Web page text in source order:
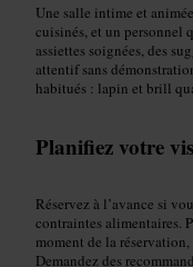
Une salle intime et
cuisinés, et un personnel
assiettes soignées, des
attentif sans
habitués : lapin et brill
Planifiez votre
Réservez à l’avance si
contraintes alimentaires.
moment de la
Demandez des